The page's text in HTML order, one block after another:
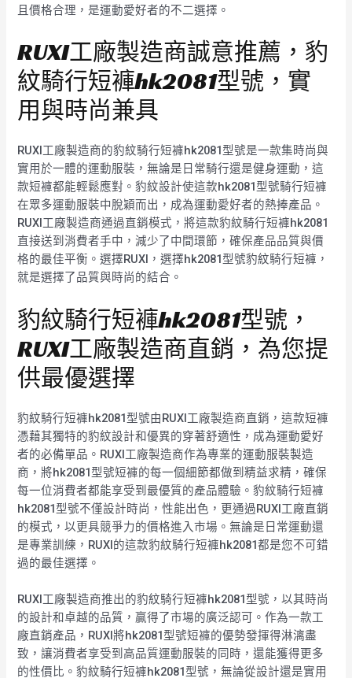
且價格合理，是運動愛好者的不二選擇。
RUXI工廠製造商誠意推薦，豹
紋騎行短褲hk2081型號，實
用與時尚兼具
RUXI工廠製造商的豹紋騎行短褲hk2081型號是一款集時尚與
實用於一體的運動服裝，無論是日常騎行還是健身運動，這
款短褲都能輕鬆應對。豹紋設計使這款hk2081型號騎行短褲
在眾多運動服裝中脫穎而出，成為運動愛好者的熱捧產品。
RUXI工廠製造商通過直銷模式，將這款豹紋騎行短褲hk2081
直接送到消費者手中，減少了中間環節，確保產品品質與價
格的最佳平衡。選擇RUXI，選擇hk2081型號豹紋騎行短褲，
就是選擇了品質與時尚的結合。
豹紋騎行短褲hk2081型號，
RUXI工廠製造商直銷，為您提
供最優選擇
豹紋騎行短褲hk2081型號由RUXI工廠製造商直銷，這款短褲
憑藉其獨特的豹紋設計和優異的穿著舒適性，成為運動愛好
者的必備單品。RUXI工廠製造商作為專業的運動服裝製造
商，將hk2081型號短褲的每一個細節都做到精益求精，確保
每一位消費者都能享受到最優質的產品體驗。豹紋騎行短褲
hk2081型號不僅設計時尚，性能出色，更通過RUXI工廠直銷
的模式，以更具競爭力的價格進入市場。無論是日常運動還
是專業訓練，RUXI的這款豹紋騎行短褲hk2081都是您不可錯
過的最佳選擇。
RUXI工廠製造商推出的豹紋騎行短褲hk2081型號，以其時尚
的設計和卓越的品質，贏得了市場的廣泛認可。作為一款工
廠直銷產品，RUXI將hk2081型號短褲的優勢發揮得淋漓盡
致，讓消費者享受到高品質運動服裝的同時，還能獲得更多
的性價比。豹紋騎行短褲hk2081型號，無論從設計還是實用